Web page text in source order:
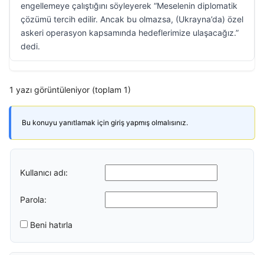
engellemeye çalıştığını söyleyerek “Meselenin diplomatik
çözümü tercih edilir. Ancak bu olmazsa, (Ukrayna’da) özel
askeri operasyon kapsamında hedeflerimize ulaşacağız.”
dedi.
1 yazı görüntüleniyor (toplam 1)
Bu konuyu yanıtlamak için giriş yapmış olmalısınız.
Kullanıcı adı:
Parola:
Beni hatırla